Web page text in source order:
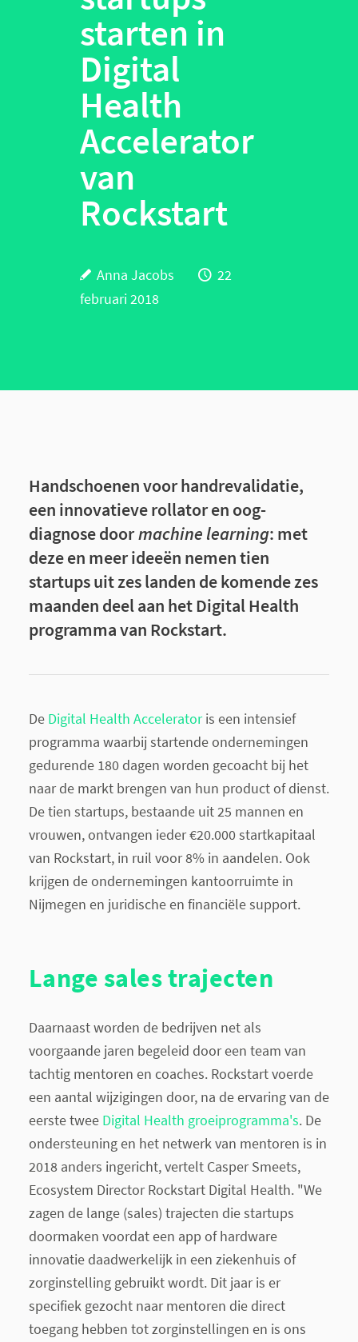
starten in
Digital
Health
Accelerator
van
Rockstart
Anna Jacobs
22
februari 2018
Handschoenen voor handrevalidatie,
een innovatieve rollator en oog-
diagnose doormachine learning: met
deze en meer ideeën nemen tien
startups uit zes landen de komende zes
maanden deel aan het Digital Health
programma van Rockstart.
De Digital Health Acceleratoris een intensief
programma waarbij startende ondernemingen
gedurende 180 dagen worden gecoacht bij het
naar de markt brengen van hun product of dienst.
De tien startups, bestaande uit 25 mannen en
vrouwen, ontvangen ieder €20.000 startkapitaal
van Rockstart, in ruil voor 8% in aandelen. Ook
krijgen de ondernemingen kantoorruimte in
Nijmegen en juridische en financiële support.
Lange sales trajecten
Daarnaast worden de bedrijven net als
voorgaande jaren begeleid door een team van
tachtig mentoren en coaches. Rockstart voerde
een aantal wijzigingen door, na de ervaring van de
eerste twee Digital Health groeiprogramma's. De
ondersteuning en het netwerk van mentoren is in
2018 anders ingericht, vertelt Casper Smeets,
Ecosystem Director Rockstart Digital Health. "We
zagen de lange (sales) trajecten die startups
doormaken voordat een app of hardware
innovatie daadwerkelijk in een ziekenhuis of
zorginstelling gebruikt wordt. Dit jaar is er
specifiek gezocht naar mentoren die direct
toegang hebben tot zorginstellingen en is ons